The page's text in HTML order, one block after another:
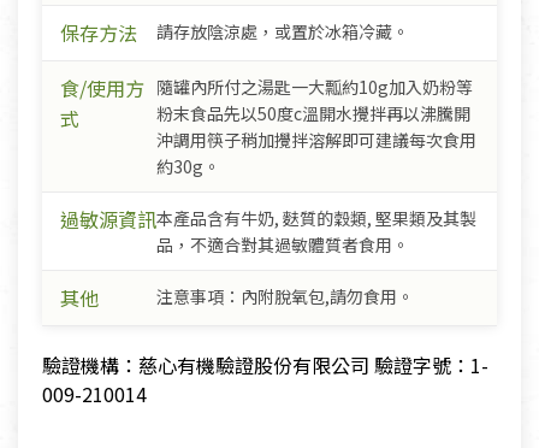
保存方法 請存放陰涼處，或置於冰箱冷藏。
食/使用方
式
隨罐內所付之湯匙一大瓢約10g加入奶粉等
粉末食品先以50度c溫開水攪拌再以沸騰開
沖調用筷子稍加攪拌溶解即可建議每次食用
約30g。
過敏源資訊本產品含有牛奶, 麩質的穀類, 堅果類及其製
品，不適合對其過敏體質者食用。
其他 注意事項：內附脫氧包,請勿食用。
驗證機構：慈心有機驗證股份有限公司 驗證字號：1-
009-210014